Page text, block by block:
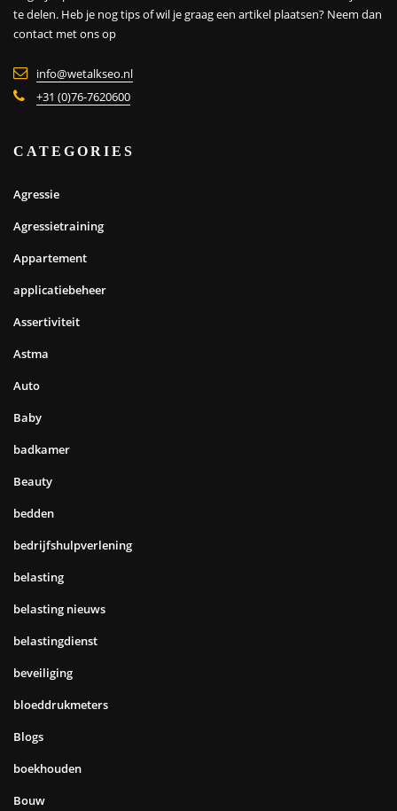
te delen. Heb je nog tips of wil je graag een artikel plaatsen? Neem dan
contact met ons op
info@wetalkseo.nl
+31 (0)76-7620600
CATEGORIES
Agressie
Agressietraining
Appartement
applicatiebeheer
Assertiviteit
Astma
Auto
Baby
badkamer
Beauty
bedden
bedrijfshulpverlening
belasting
belasting nieuws
belastingdienst
beveiliging
bloeddrukmeters
Blogs
boekhouden
Bouw